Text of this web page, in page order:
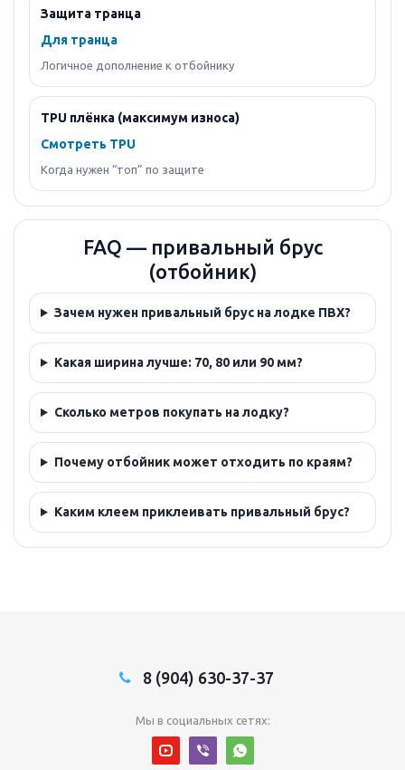
Защита транца
Для транца
Логичное дополнение к отбойнику
TPU плёнка (максимум износа)
Смотреть TPU
Когда нужен “топ” по защите
FAQ — привальный брус
(отбойник)
Зачем нужен привальный брус на лодке ПВХ?
Какая ширина лучше: 70, 80 или 90 мм?
Сколько метров покупать на лодку?
Почему отбойник может отходить по краям?
Каким клеем приклеивать привальный брус?
8 (904) 630-37-37
Мы в социальных сетях: